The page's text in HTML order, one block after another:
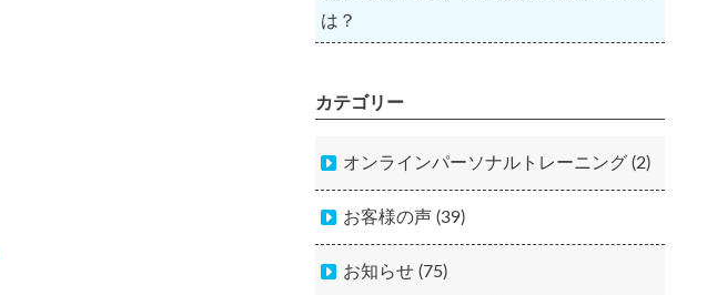
は？
カテゴリー
オンラインパーソナルトレーニング (2)
お客様の声 (39)
お知らせ (75)